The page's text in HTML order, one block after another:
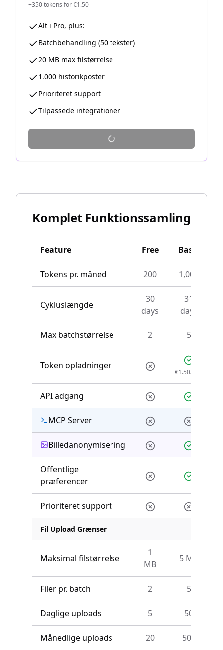
+350 tokens for €1.50
Alt i Pro, plus:
Batchbehandling (50 tekster)
20 MB max filstørrelse
1.000 historikposter
Prioriteret support
Tilpassede integrationer
Komplet Funktionssamling
Feature Free Basic
Tokens pr. måned 200 1,000
Cykluslængde
30
days
31
days
Max batchstørrelse 2 5
Token opladninger
€1.50/250
API adgang
MCP Server
Billedanonymisering
Offentlige
præferencer
Prioriteret support
Fil Upload Grænser
Maksimal filstørrelse
1
MB
5 MB
Filer pr. batch 2 5
Daglige uploads 5 50
Månedlige uploads 20 500